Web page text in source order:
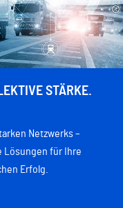
STÄRKE.
Netzwerks –
Lösungen für Ihre
Erfolg.